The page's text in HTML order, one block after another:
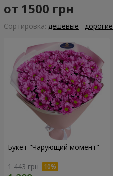
от 1500 грн
Cортировка: дешевые дорогие
Букет "Чарующий момент"
1 443 грн